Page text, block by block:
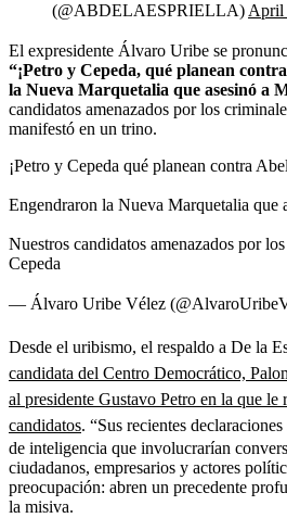
(@ABDELAESPRIELLA)April
El expresidente Álvaro Uribe se
“¡Petro y Cepeda, qué planean
la Nueva Marquetalia que asesinó a
candidatos amenazados por los
manifestó en un trino.
¡Petro y Cepeda qué planean contra
Engendraron la Nueva Marquetalia que
Nuestros candidatos amenazados por
Cepeda
— Álvaro Uribe Vélez
Desde el uribismo, el respaldo a De la
candidata del Centro Democrático,
al presidente Gustavo Petro en la que le
candidatos. “Sus recientes
de inteligencia que involucrarían
ciudadanos, empresarios y actores
preocupación: abren un precedente
la misiva.